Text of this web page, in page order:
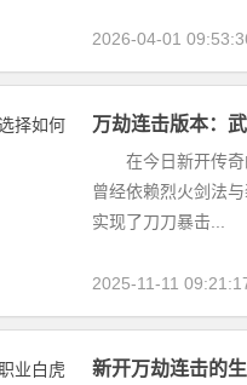
2026-04-01
万劫连击版本：
在今日新开传奇的
曾经依赖烈火剑法
实现了刀刀暴击...
2025-11-11
新开万劫连击的